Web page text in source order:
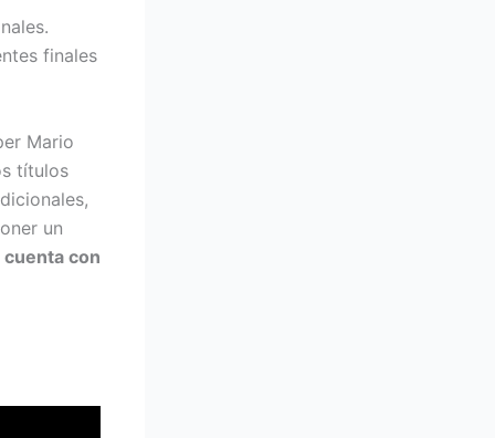
finales
Mario
títulos
un
con